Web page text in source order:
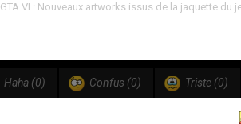
GTA VI : Nouveaux artworks issus de la jaquette du
Haha (0) Confus (0) Triste (0)